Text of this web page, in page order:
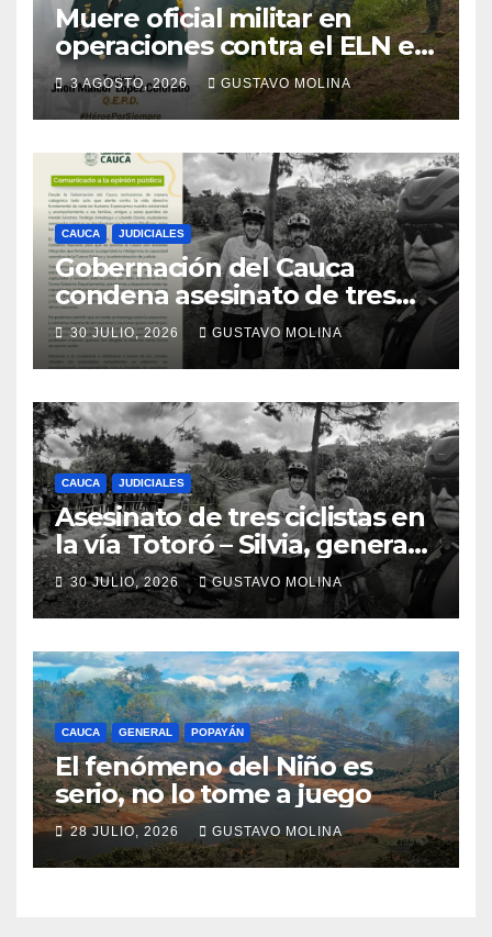
Muere oficial militar en
operaciones contra el ELN en
el sur del Cauca
3 AGOSTO, 2026 GUSTAVO MOLINA
CAUCA JUDICIALES
Gobernación del Cauca
condena asesinato de tres
ciudadanos y exige medidas
urgentes al Gobierno
Nacional
30 JULIO, 2026 GUSTAVO MOLINA
CAUCA JUDICIALES
Asesinato de tres ciclistas en
la vía Totoró – Silvia, genera
consternación en el Cauca
30 JULIO, 2026 GUSTAVO MOLINA
CAUCA GENERAL POPAYÁN
El fenómeno del Niño es
serio, no lo tome a juego
28 JULIO, 2026 GUSTAVO MOLINA